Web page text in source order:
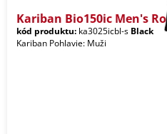
Kariban Bio150ic Men's Ro
kód produktu: ka3025icbl-s Black
Kariban Pohlavie: Muži